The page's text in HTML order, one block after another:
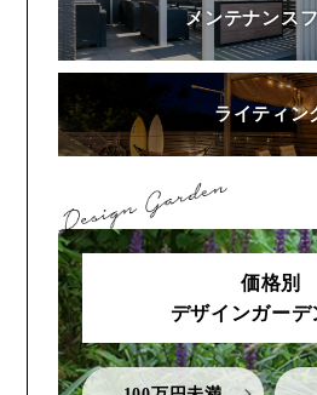
メンテナンス
ライティン
価格別
デザインガーデ